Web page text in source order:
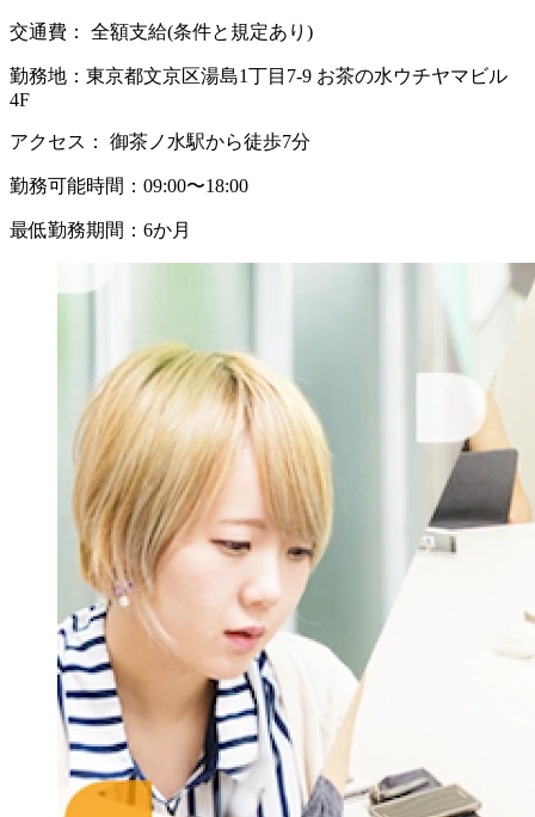
交通費： 全額支給(条件と規定あり)
勤務地： 東京都文京区湯島1丁目7-9 お茶の水ウチヤマビル
4F
アクセス： 御茶ノ水駅から徒歩7分
勤務可能時間： 09:00〜18:00
最低勤務期間： 6か月